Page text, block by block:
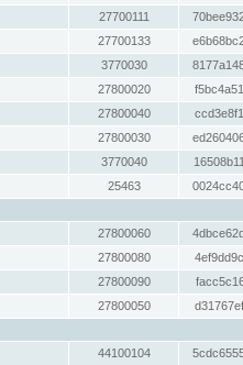
27700111
27700133
3770030
27800020
27800040
27800030
3770040
25463
27800060
27800080
27800090
27800050
44100104